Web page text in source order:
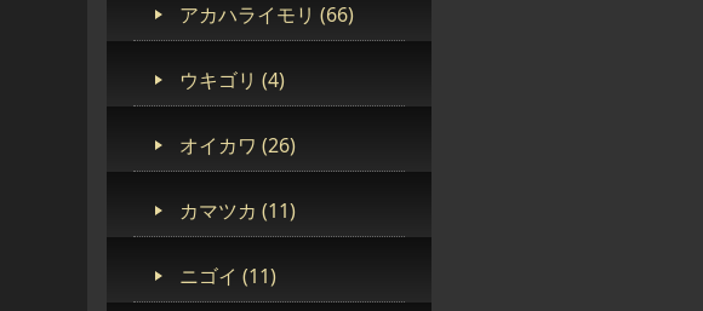
アカハライモリ (66)
ウキゴリ (4)
オイカワ (26)
カマツカ (11)
ニゴイ (11)